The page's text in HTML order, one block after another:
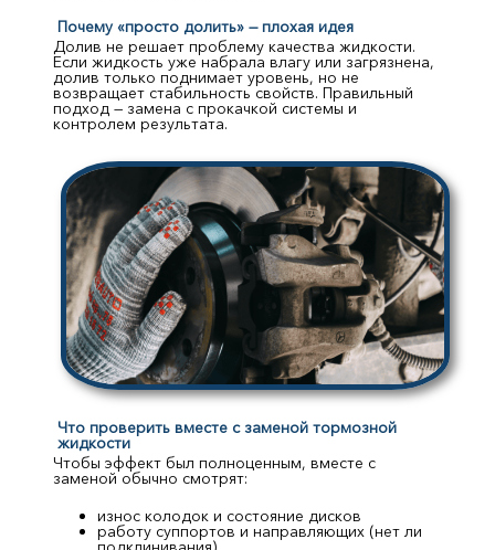
Почему «просто долить» — плохая идея
Долив не решает проблему качества жидкости.
Если жидкость уже набрала влагу или загрязнена,
долив только поднимает уровень, но не
возвращает стабильность свойств. Правильный
подход — замена с прокачкой системы и
контролем результата.
Что проверить вместе с заменой тормозной
жидкости
Чтобы эффект был полноценным, вместе с
заменой обычно смотрят:
износ колодок и состояние дисков
работу суппортов и направляющих (нет ли